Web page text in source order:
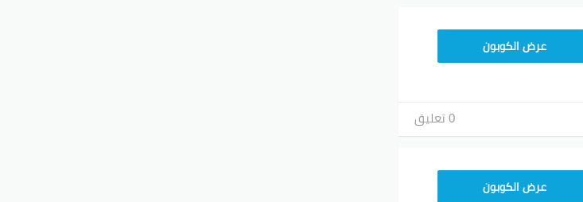
عرض الكوبون
0 تعليق
عرض الكوبون